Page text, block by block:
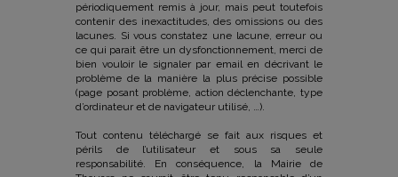
périodiquement remis à jour, mais peut toutefois
contenir des inexactitudes, des omissions ou des
lacunes. Si vous constatez une lacune, erreur ou
ce qui parait être un dysfonctionnement, merci de
bien vouloir le signaler par email en décrivant le
problème de la manière la plus précise possible
(page posant problème, action déclenchante, type
d’ordinateur et de navigateur utilisé, …).
Tout contenu téléchargé se fait aux risques et
périls de l’utilisateur et sous sa seule
responsabilité. En conséquence, la Mairie de